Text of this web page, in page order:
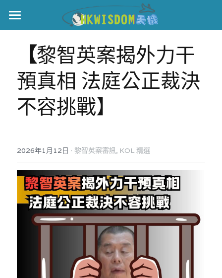
主頁
世界盃
伊美戰爭
黎智英案
美西媒體謊言實錄
宏福‧革新
宏福苑聽證會
宏福火災正視聽
記錄．宏福苑火災
港聞
中國
國際
娛樂
反華推手懶人包
KOL 專欄
【黎智英案揭外力干
預真相 法庭公正裁決
不容挑戰】
2026年1月12日 · 黎智英案審訊, KOL 精選